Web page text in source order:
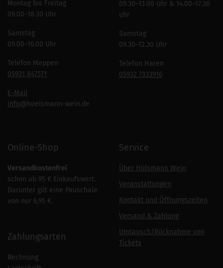
Montag bis Freitag
09.00–18.30 Uhr
Samstag
09.00–16.00 Uhr
Telefon Meppen
05931 847571
E-Mail
info@huelsmann-wein.de
09.30–13.00 Uhr & 14.00–17.30
uhr
Samstag
09.30–12.30 Uhr
Telefon Haren
05932 7333916
Online-Shop
Versandkostenfrei
schon ab 95 € Einkaufswert.
Darunter gilt eine Pauschale
von nur 6,95 €.
Zahlungsarten
Rechnung
Service
Über Hülsmann Wein
Veranstaltungen
Kontakt und Öffnungszeiten
Versand & Zahlung
Umtausch/Rücknahme von
Tickets